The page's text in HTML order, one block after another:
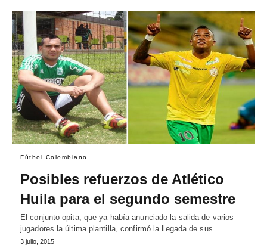
Fútbol Colombiano
Posibles refuerzos de Atlético
Huila para el segundo semestre
El conjunto opita, que ya había anunciado la salida de varios
jugadores la última plantilla, confirmó la llegada de sus…
3 julio, 2015